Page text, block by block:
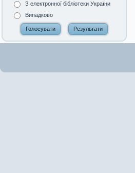
З електронної бібліотеки України
Випадково